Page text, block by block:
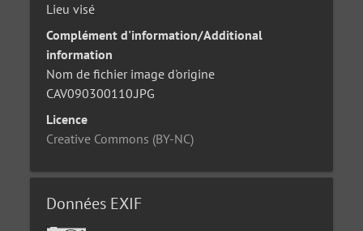
Lieu visé
Complément d'information/Additional
information
Nom de fichier image d'origine
CAV090300110.JPG
Licence
Creative Commons (BY-NC)
Données EXIF